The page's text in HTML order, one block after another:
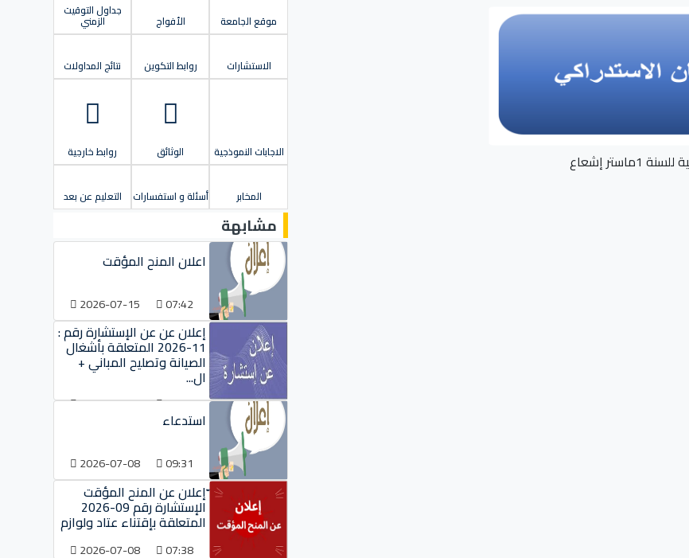
إشعاع
موقع الجامعة الأفواج
جداول التوقيت
الزمني
الاستشارات روابط التكوين نتائج المداولات
الاجابات النموذجية الوثائق روابط خارجية
المخابر أسئلة و استفسارات التعليم عن بعد
مشابهة
اعلان المنح المؤقت
07:42
2026-07-15
إعلان عن عن الإستشارة رقم :
11-2026 المتعلقة بأشغال
الصيانة وتصليح المباني +
ال...
09:38
2026-07-09
استدعاء
09:31
2026-07-08
ّإعلان عن المنح المؤقت
الإستشارة رقم 09-2026
المتعلقة بإقتناء عتاد ولوازم
07:38
2026-07-08